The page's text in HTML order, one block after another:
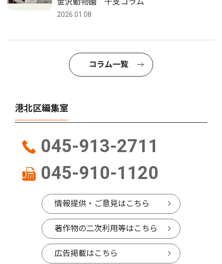
2026.01.08
コラム一覧
港北区編集室
045-913-2711
045-910-1120
情報提供・ご意見はこちら
著作物の二次利用等はこちら
広告掲載はこちら